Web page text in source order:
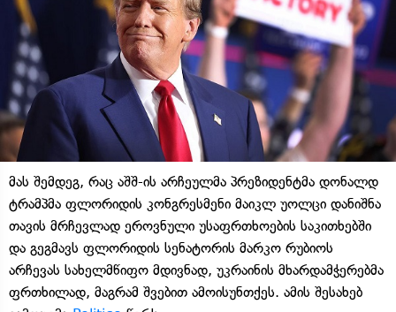
მას შემდეგ, რაც აშშ-ის არჩეულმა პრეზიდენტმა დონალდ
ტრამპმა ფლორიდის კონგრესმენი მაიკლ უოლცი დანიშნა
თავის მრჩევლად ეროვნული უსაფრთხოების საკითხებში
და გეგმავს ფლორიდის სენატორის მარკო რუბიოს
არჩევას სახელმწიფო მდივნად, უკრაინის მხარდამჭერებმა
ფრთხილად, მაგრამ შვებით ამოისუნთქეს. ამის შესახებ